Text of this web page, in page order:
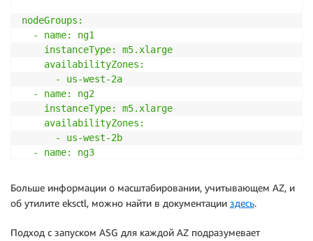
nodeGroups:
  - name: ng1
    instanceType: m5.xlarge
    availabilityZones:
      - us-west-2a
  - name: ng2
    instanceType: m5.xlarge
    availabilityZones:
      - us-west-2b
  - name: ng3
    availabilityZones:
      - us-west-2c
EOF
Больше информации о масштабировании, учитывающем AZ, и
об утилите eksctl, можно найти в документации здесь.
Подход с запуском ASG для каждой AZ подразумевает